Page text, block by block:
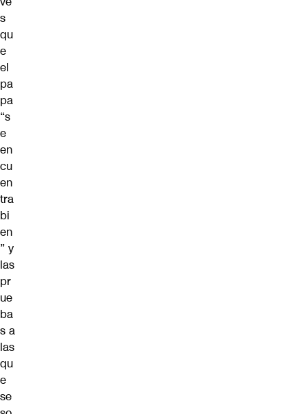
s
qu
e
el
pa
pa
“s
e
en
cu
en
tra
bi
en
” y
las
pr
ue
ba
s a
las
qu
e
se